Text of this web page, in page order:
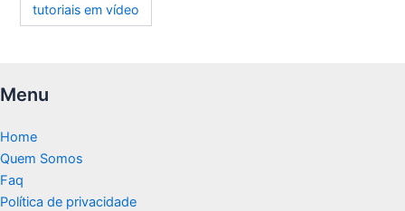
tutoriais em vídeo
Menu
Home
Quem Somos
Faq
Política de privacidade